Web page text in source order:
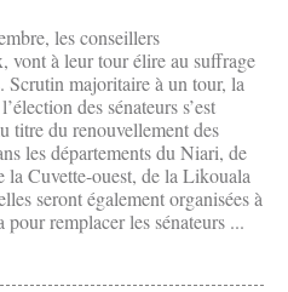
les conseillers
vont à leur tour élire au suffrage
Scrutin majoritaire à un tour, la
des sénateurs s’est
titre du renouvellement des
les départements du Niari, de
Cuvette-ouest, de la Likouala
seront également organisées à
remplacer les sénateurs ...